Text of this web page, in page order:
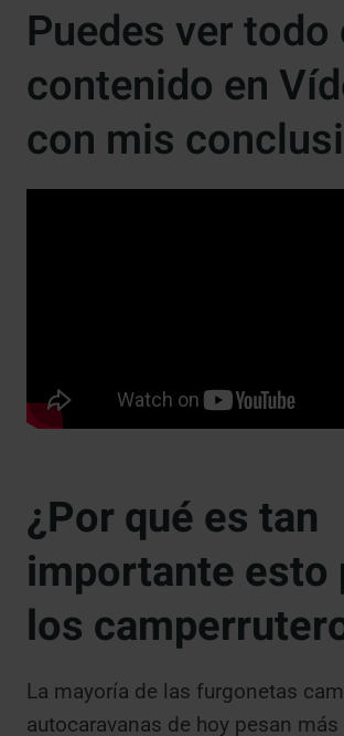
Puedes ver todo
contenido en
con mis
¿Por qué es tan
importante esto
los
La mayoría de las furgonetas
autocaravanas de hoy pesan